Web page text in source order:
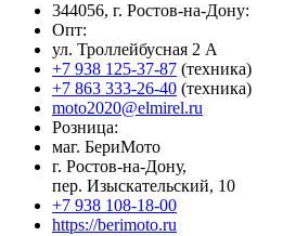
344056, г. Ростов-на-Дону:
Опт:
ул. Троллейбусная 2 А
+7 938 125-37-87 (техника)
+7 863 333-26-40 (техника)
moto2020@elmirel.ru
Розница:
маг. БериМото
г. Ростов-на-Дону,
пер. Изыскательский, 10
+7 938 108-18-00
https://berimoto.ru